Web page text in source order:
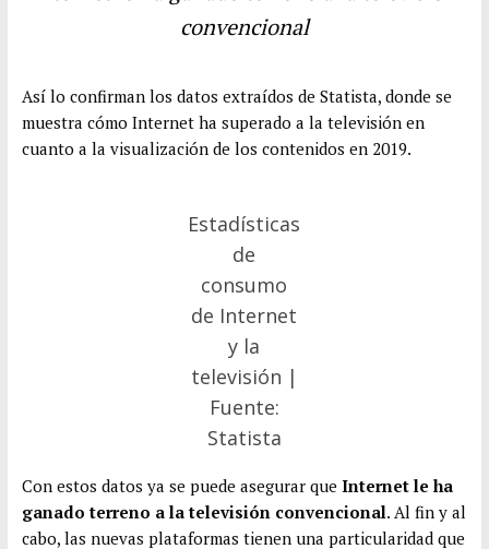
convencional
Así lo confirman los datos extraídos de Statista, donde se
muestra cómo Internet ha superado a la televisión en
cuanto a la visualización de los contenidos en 2019.
Estadísticas
de
consumo
de Internet
y la
televisión |
Fuente:
Statista
Con estos datos ya se puede asegurar que Internet le ha
ganado terreno a la televisión convencional. Al fin y al
cabo, las nuevas plataformas tienen una particularidad que